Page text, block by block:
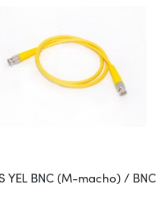
YEL BNC (M-macho) /